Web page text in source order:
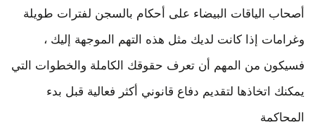
أصحاب الياقات البيضاء على أحكام بالسجن لفترات طويلة
وغرامات إذا كانت لديك مثل هذه التهم الموجهة إليك ،
فسيكون من المهم أن تعرف حقوقك الكاملة والخطوات التي
يمكنك اتخاذها لتقديم دفاع قانوني أكثر فعالية قبل بدء
المحاكمة